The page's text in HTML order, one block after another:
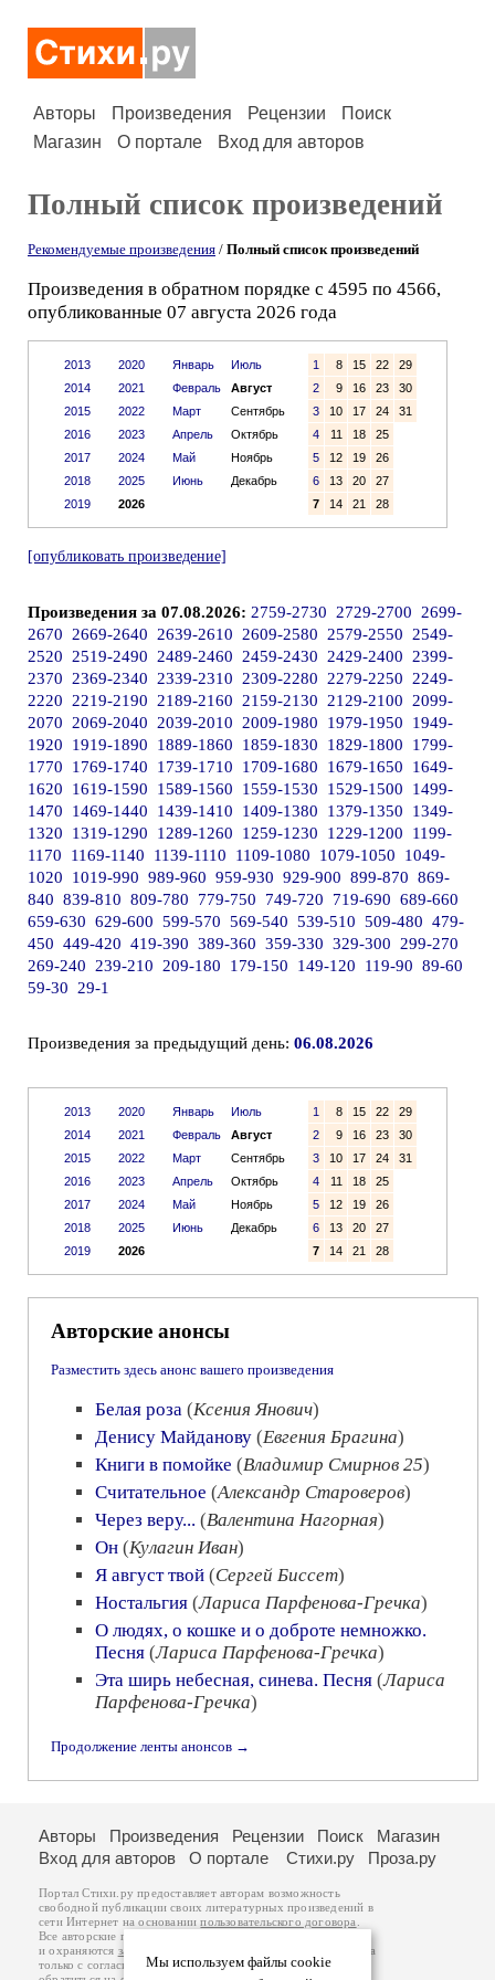
Авторы Произведения Рецензии
Поиск
Магазин
О портале Вход для авторов
Полный список произведений
Рекомендуемые произведения / Полный список произведений
Произведения в обратном порядке с 4595 по 4566,
опубликованные 07 августа 2026 года
2013
2014
2015
2016
2017
2018
2019
2020
2021
2022
2023
2024
2025
2026
Январь
Июль
Февраль
Август
Март
Сентябрь
Апрель
Октябрь
Май
Ноябрь
Июнь
Декабрь
1 8 15 22
29
2
9 16 23
30
3
10 17 24
31
4
11 18
25
5
12 19
26
6
13 20
27
7
14 21 28
[опубликовать произведение]
Произведения за 07.08.2026: 2759-2730 2729-2700
2699-
2670
2669-2640 2639-2610 2609-2580 2579-2550
2549-
2520
2519-2490 2489-2460 2459-2430 2429-2400
2399-
2370
2369-2340 2339-2310 2309-2280 2279-2250
2249-
2220
2219-2190 2189-2160 2159-2130 2129-2100
2099-
2070
2069-2040 2039-2010 2009-1980 1979-1950
1949-
1920
1919-1890 1889-1860 1859-1830 1829-1800
1799-
1770
1769-1740 1739-1710 1709-1680 1679-1650
1649-
1620
1619-1590 1589-1560 1559-1530 1529-1500
1499-
1470
1469-1440 1439-1410 1409-1380 1379-1350
1349-
1320
1319-1290 1289-1260 1259-1230 1229-1200
1199-
1170
1169-1140 1139-1110 1109-1080 1079-1050
1049-
1020
1019-990 989-960 959-930 929-900 899-870 869-
840 839-810 809-780 779-750 749-720 719-690 689-660
659-630 629-600 599-570 569-540 539-510 509-480 479-
450 449-420 419-390 389-360 359-330 329-300
299-270
269-240
239-210 209-180 179-150 149-120 119-90 89-60
59-30
29-1
Произведения за предыдущий день: 06.08.2026
2013
2014
2015
2016
2017
2018
2019
2020
2021
2022
2023
2024
2025
2026
Январь
Июль
Февраль
Август
Март
Сентябрь
Апрель
Октябрь
Май
Ноябрь
Июнь
Декабрь
1 8 15 22
29
2
9 16 23
30
3
10 17 24
31
4
11 18
25
5
12 19
26
6
13 20
27
7
14 21 28
Авторские анонсы
Разместить здесь анонс вашего произведения
Белая роза (Ксения Янович)
Денису Майданову (Евгения Брагина)
Книги в помойке (Владимир Смирнов 25)
Считательное (Александр Староверов)
Через веру... (Валентина Нагорная)
Он (Кулагин Иван)
Я август твой (Сергей Биссет)
Ностальгия (Лариса Парфенова-Гречка)
О людях, о кошке и о доброте немножко.
Песня (Лариса Парфенова-Гречка)
Эта ширь небесная, синева. Песня (Лариса
Парфенова-Гречка)
Продолжение ленты анонсов →
Мы используем файлы cookie
Авторы Произведения Рецензии Поиск
Магазин
Вход для авторов
О портале Стихи.ру Проза.ру
Портал Стихи.ру предоставляет авторам возможность
свободной публикации своих литературных произведений в
сети Интернет на основаниипользовательского договора
Все авторские права на произведения принадлежат авторам
и охраняются законом
. Перепечатка произведений возможна
только с согласия его автора, к которому вы можете